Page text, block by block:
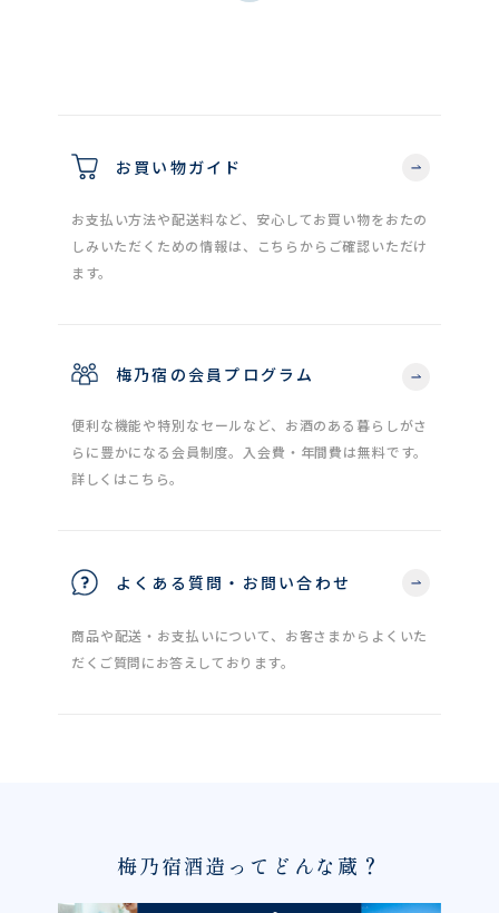
お買い物ガイド
お支払い方法や配送料など、安心してお買い物をおたの
しみいただくための情報は、こちらからご確認いただけ
ます。
梅乃宿の会員プログラム
便利な機能や特別なセールなど、お酒のある暮らしがさ
らに豊かになる会員制度。入会費・年間費は無料です。
詳しくはこちら。
よくある質問・お問い合わせ
商品や配送・お支払いについて、お客さまからよくいた
だくご質問にお答えしております。
梅乃宿酒造ってどんな蔵？